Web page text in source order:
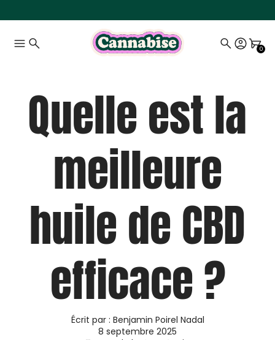
0
Quelle est la
meilleure
huile de CBD
efficace ?
Écrit par : Benjamin Poirel Nadal
8 septembre 2025